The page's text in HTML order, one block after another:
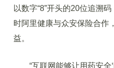
以数字“8”开头的20位追溯
时阿里健康与众安保险合作
益。
“互联网能够让用药安全‘